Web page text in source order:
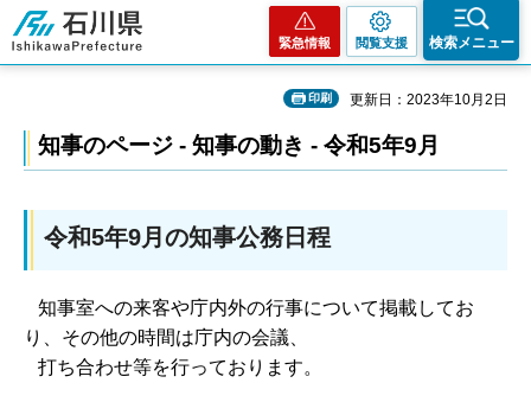
石川県
緊急情報 閲覧支援 検索メニュー
印刷 更新日：2023年10月2日
知事のページ - 知事の動き - 令和5年9月
令和5年9月の知事公務日程
知事室への来客や庁内外の行事について掲載してお
り、その他の時間は庁内の会議、
打ち合わせ等を行っております。